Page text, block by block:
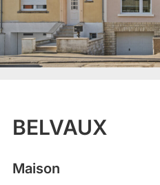
BELVAUX
Maison